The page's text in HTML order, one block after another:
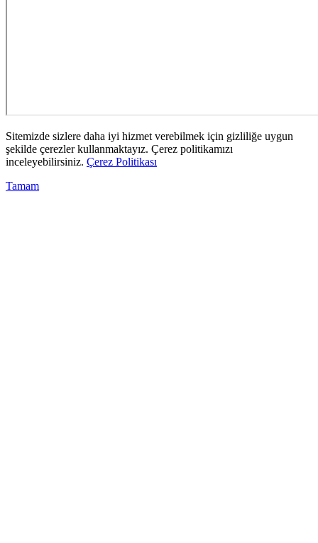
Sitemizde sizlere daha iyi hizmet verebilmek için gizliliğe uygun
şekilde çerezler kullanmaktayız. Çerez politikamızı
inceleyebilirsiniz. Çerez Politikası
Tamam